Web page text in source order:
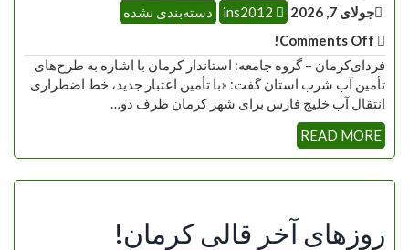
جولای 7, 2026
دسته‌بندی نشده
فردای‌کرمان – گروه جامعه: استاندار کرمان با اشاره به طرح‌های
تأمین آب شرب استان گفت: «با تأمین اعتبار جدید، خط اضطراری
انتقال آب خلیج فارس برای شهر کرمان ظرف دو…
READ MORE
روزهای آخر قالی کرمان!